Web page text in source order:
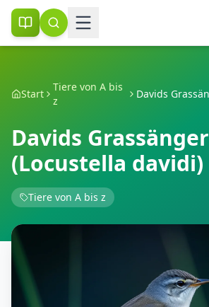
Start
Tiere von A bis
z
Davids Grassänger
(Locustella davidi)
Tiere von A bis z